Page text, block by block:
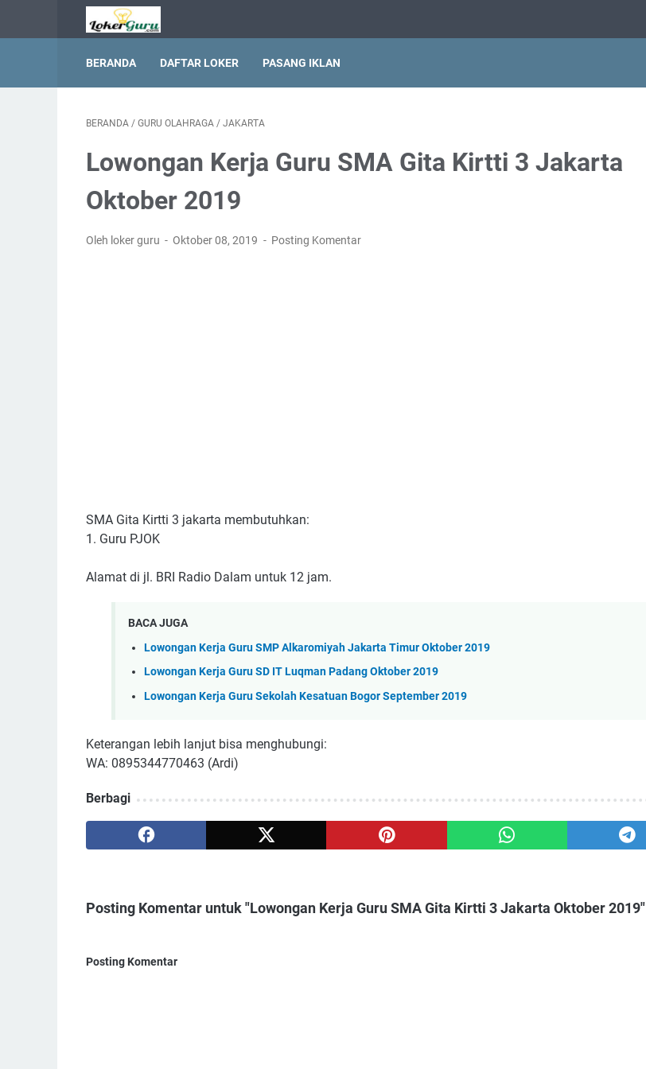
BERANDA DAFTAR LOKER PASANG IKLAN
BERANDA / GURU OLAHRAGA / JAKARTA
Lowongan Kerja Guru SMA Gita Kirtti 3 Jakarta
Oktober 2019
Oleh loker guru Oktober 08, 2019 Posting Komentar
SMA Gita Kirtti 3 jakarta membutuhkan:
1. Guru PJOK
Alamat di jl. BRI Radio Dalam untuk 12 jam.
BACA JUGA
Lowongan Kerja Guru SMP Alkaromiyah Jakarta Timur Oktober 2019
Lowongan Kerja Guru SD IT Luqman Padang Oktober 2019
Lowongan Kerja Guru Sekolah Kesatuan Bogor September 2019
Keterangan lebih lanjut bisa menghubungi:
WA: 0895344770463 (Ardi)
Berbagi
Posting Komentar untuk "Lowongan Kerja Guru SMA Gita Kirtti 3 Jakarta Oktober 2019"
Posting Komentar